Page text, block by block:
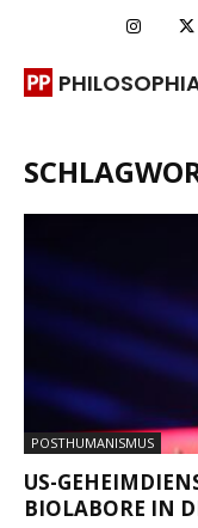
POSTHUMANISMUS
US-
BIOLABORE IN